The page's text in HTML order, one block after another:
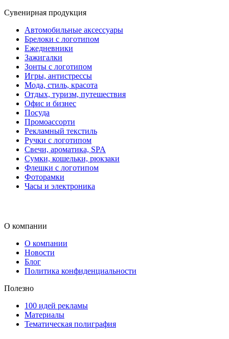
Сувенирная продукция
Автомобильные аксессуары
Брелоки с логотипом
Ежедневники
Зажигалки
Зонты с логотипом
Игры, антистрессы
Мода, стиль, красота
Отдых, туризм, путешествия
Офис и бизнес
Посуда
Промоассорти
Рекламный текстиль
Ручки с логотипом
Свечи, ароматика, SPA
Сумки, кошельки, рюкзаки
Флешки с логотипом
Фоторамки
Часы и электроника
О компании
О компании
Новости
Блог
Политика конфиденциальности
Полезно
100 идей рекламы
Материалы
Тематическая полиграфия